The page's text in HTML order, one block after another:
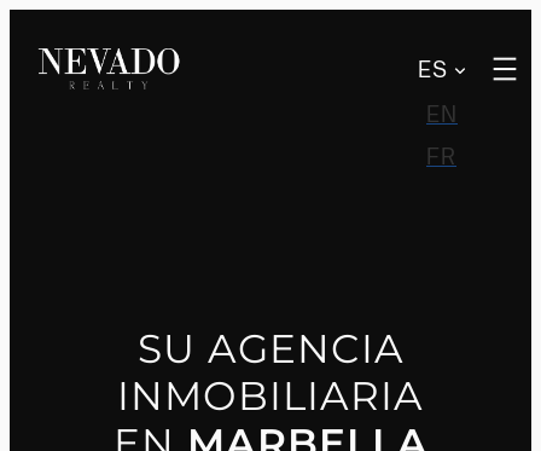
contenido
ES
EN
FR
SU AGENCIA
INMOBILIARIA